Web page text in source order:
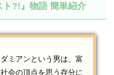
?!』物語 簡単紹介
ミアンという男は、富
会の頂点を思う存分に